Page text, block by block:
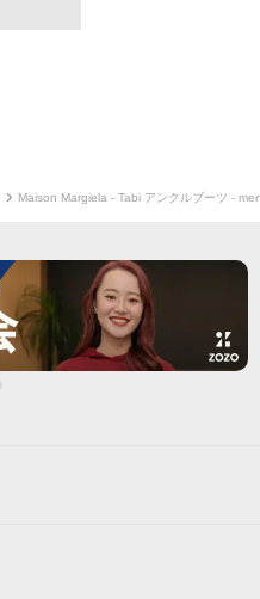
Maison Margiela - Tabi アンクルブーツ -